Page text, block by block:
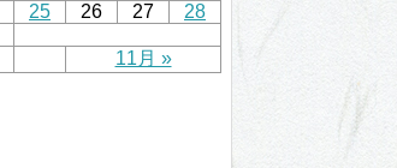
11月 »
25 26 27
28